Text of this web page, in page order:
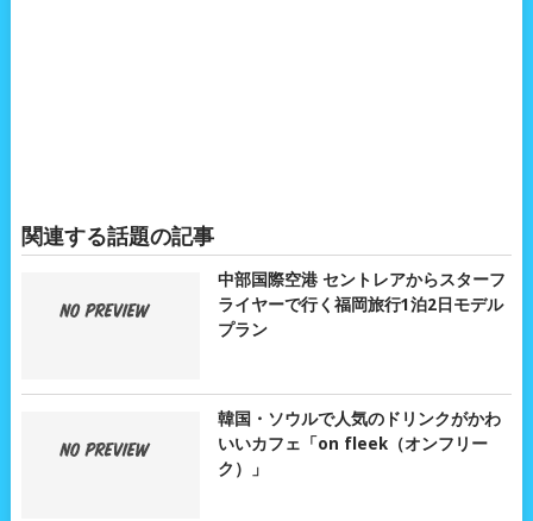
関連する話題の記事
中部国際空港 セントレアからスターフ
ライヤーで行く福岡旅行1泊2日モデル
プラン
韓国・ソウルで人気のドリンクがかわ
いいカフェ「on fleek（オンフリー
ク）」